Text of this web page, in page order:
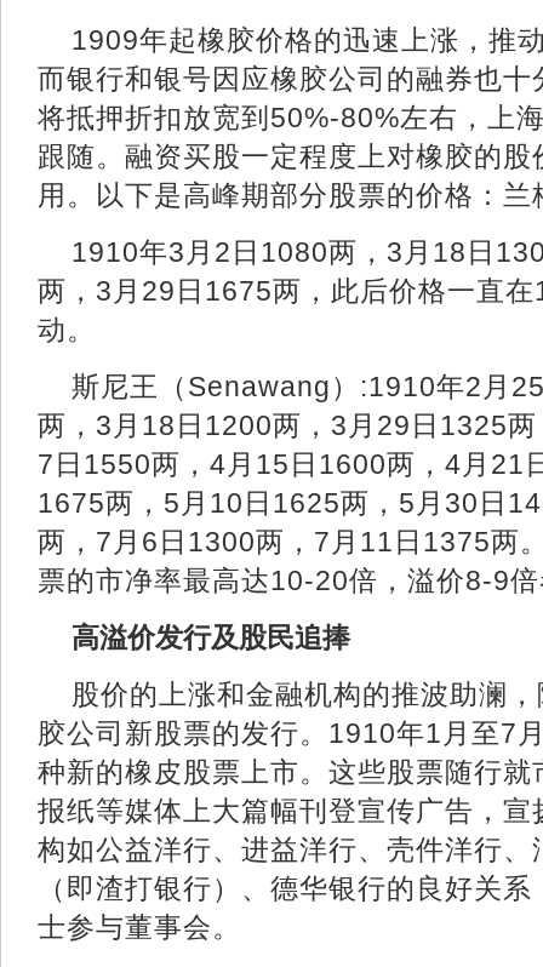
1909年起橡胶价格的迅速上涨，推
而银行和银号因应橡胶公司的融券也
将抵押折扣放宽到50%-80%左右，上
跟随。融资买股一定程度上对橡胶的
用。以下是高峰期部分股票的价格：兰
1910年3月2日1080两，3月18日
两，3月29日1675两，此后价格一直
动。
斯尼王（Senawang）:1910年2月
两，3月18日1200两，3月29日1325
7日1550两，4月15日1600两，4月21
1675两，5月10日1625两，5月30日
两，7月6日1300两，7月11日1375两
票的市净率最高达10-20倍，溢价8-9
高溢价发行及股民追捧
股价的上涨和金融机构的推波助澜
胶公司新股票的发行。1910年1月至7
种新的橡皮股票上市。这些股票随行
报纸等媒体上大篇幅刊登宣传广告，
构如公益洋行、进益洋行、壳件洋行
（即渣打银行）、德华银行的良好关
士参与董事会。